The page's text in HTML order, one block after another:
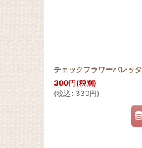
並び順:
チェックフラワーバレッタ
300円(税別)
(税込 : 330円)